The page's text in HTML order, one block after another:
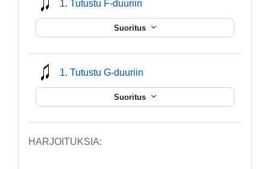
1. Tutustu F-duuriin
Suoritus
1. Tutustu G-duuriin
Suoritus
HARJOITUKSIA: